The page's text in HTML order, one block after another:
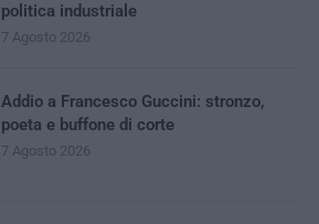
politica industriale
7 Agosto 2026
Addio a Francesco Guccini: stronzo,
poeta e buffone di corte
7 Agosto 2026